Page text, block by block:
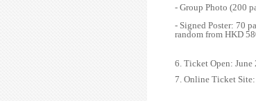
- Group Photo (200
- Signed Poster: 70
random from HKD
6. Ticket Open: June
7. Online Ticket Site: